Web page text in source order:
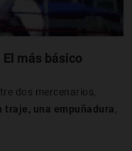
El más básico
dos mercenarios,
traje, una empuñadura